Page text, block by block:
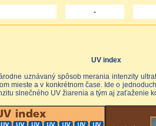
-
UV index
uznávaný spôsob merania intenzity
mieste a v konkrétnom čase. Ide o
slnečného UV žiarenia a tým aj zaťaženie